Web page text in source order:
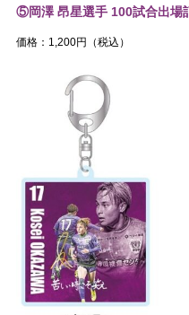
⑤岡澤 昂星選手 100試合出場
価格：1,200円（税込）